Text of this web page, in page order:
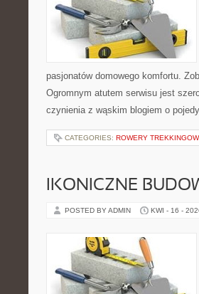
pasjonatów domowego komfortu.
Ogromnym atutem serwisu jest
czynienia z wąskim blogiem o
CATEGORIES: ROWERY
IKONICZNE
POSTED BY ADMIN KWI - 16 -